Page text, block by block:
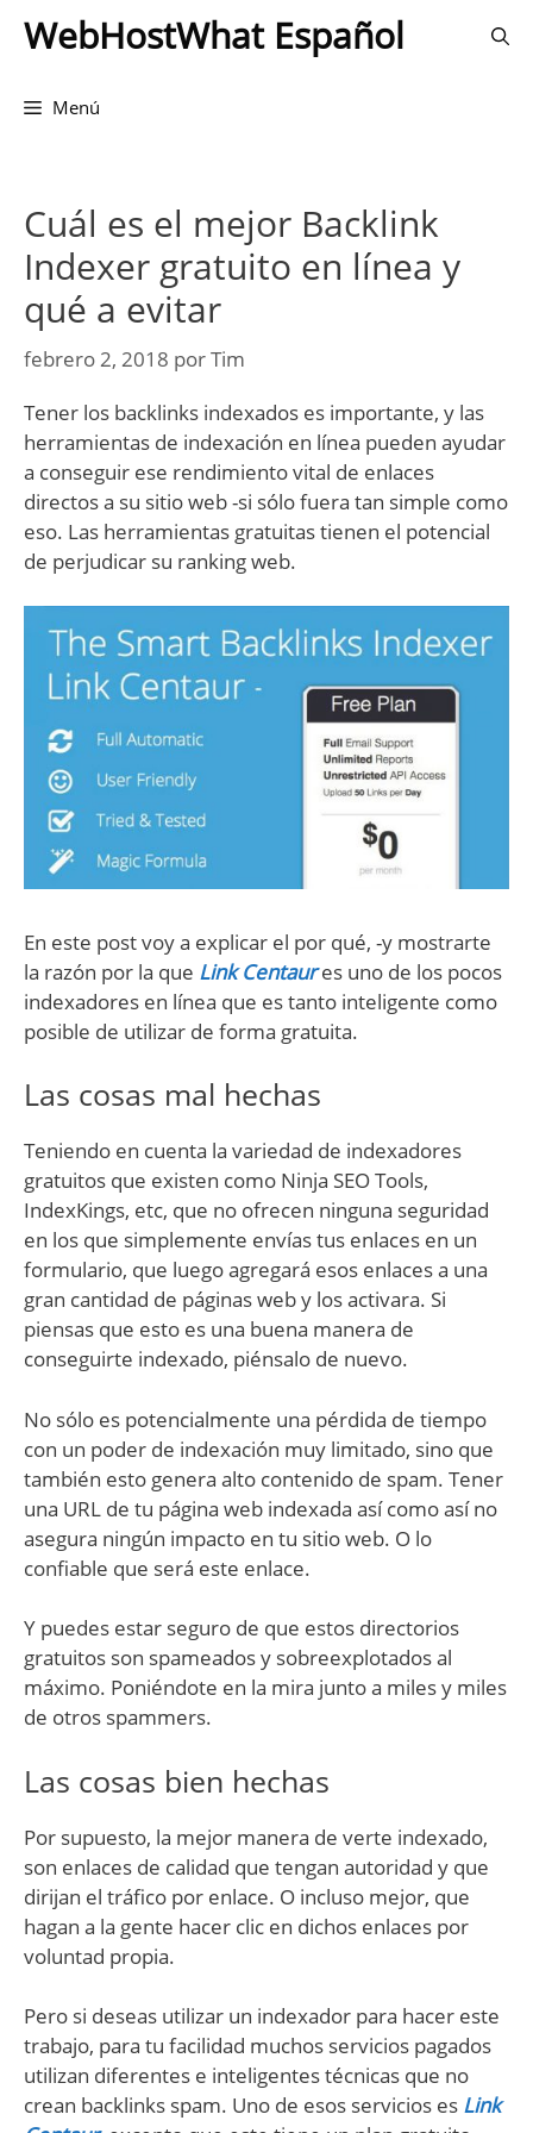
WebHostWhat Español
Menú
Cuál es el mejor Backlink
Indexer gratuito en línea y
qué a evitar
febrero 2, 2018 porTim
Tener los backlinks indexados es importante, y las
herramientas de indexación en línea pueden ayudar
a conseguir ese rendimiento vital de enlaces
directos a su sitio web -si sólo fuera tan simple como
eso. Las herramientas gratuitas tienen el potencial
de perjudicar su ranking web.
En este post voy a explicar el por qué, -y mostrarte
la razón por la que Link Centaures uno de los pocos
indexadores en línea que es tanto inteligente como
posible de utilizar de forma gratuita.
Las cosas mal hechas
Teniendo en cuenta la variedad de indexadores
gratuitos que existen como Ninja SEO Tools,
IndexKings, etc, que no ofrecen ninguna seguridad
en los que simplemente envías tus enlaces en un
formulario, que luego agregará esos enlaces a una
gran cantidad de páginas web y los activara. Si
piensas que esto es una buena manera de
conseguirte indexado, piénsalo de nuevo.
No sólo es potencialmente una pérdida de tiempo
con un poder de indexación muy limitado, sino que
también esto genera alto contenido de spam. Tener
una URL de tu página web indexada así como así no
asegura ningún impacto en tu sitio web. O lo
confiable que será este enlace.
Y puedes estar seguro de que estos directorios
gratuitos son spameados y sobreexplotados al
máximo. Poniéndote en la mira junto a miles y miles
de otros spammers.
Las cosas bien hechas
Por supuesto, la mejor manera de verte indexado,
son enlaces de calidad que tengan autoridad y que
dirijan el tráfico por enlace. O incluso mejor, que
hagan a la gente hacer clic en dichos enlaces por
voluntad propia.
Pero si deseas utilizar un indexador para hacer este
trabajo, para tu facilidad muchos servicios pagados
utilizan diferentes e inteligentes técnicas que no
crean backlinks spam. Uno de esos servicios es Link